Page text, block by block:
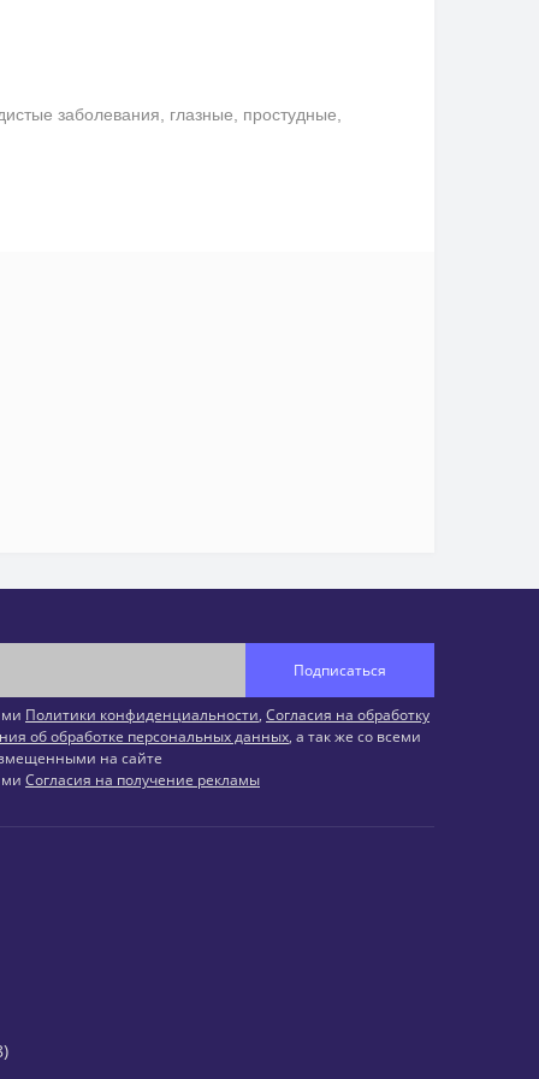
заболевания, глазные, простудные,
Подписаться
Политики конфиденциальности, Согласия на обработку
об обработке персональных данных, а так же со всеми
на сайте
Согласия на получение рекламы